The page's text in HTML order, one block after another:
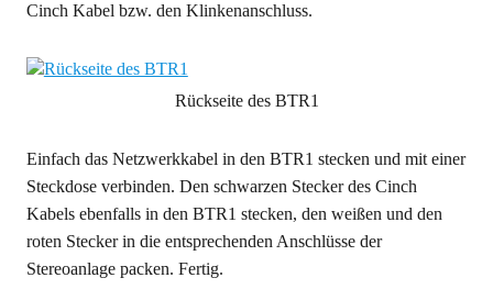
Cinch Kabel bzw. den Klinkenanschluss.
Rückseite des BTR1
Einfach das Netzwerkkabel in den BTR1 stecken und mit einer
Steckdose verbinden. Den schwarzen Stecker des Cinch
Kabels ebenfalls in den BTR1 stecken, den weißen und den
roten Stecker in die entsprechenden Anschlüsse der
Stereoanlage packen. Fertig.